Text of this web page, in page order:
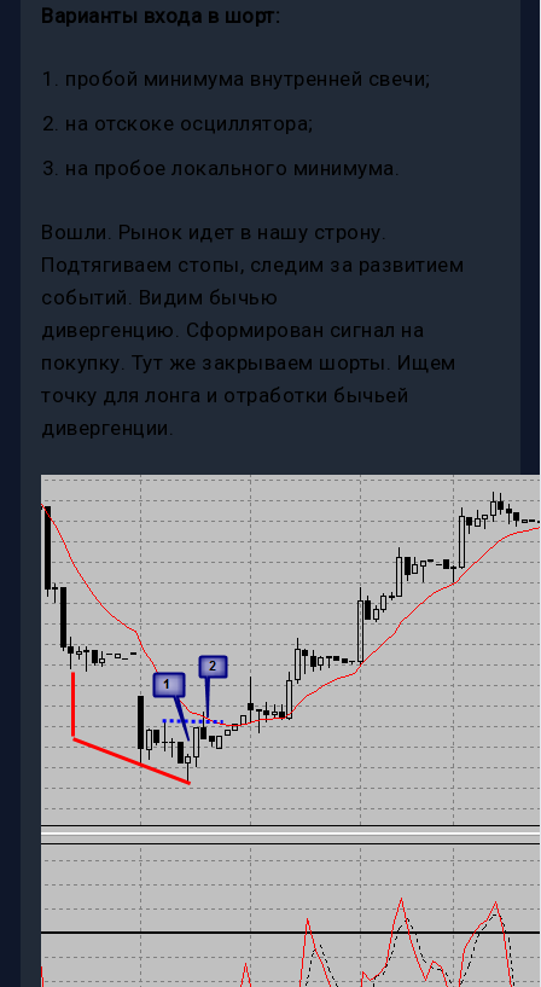
Варианты входа в шорт:
пробой минимума внутренней свечи;
на отскоке осциллятора;
на пробое локального минимума.
Вошли. Рынок идет в нашу строну.
Подтягиваем стопы, следим за развитием
событий. Видим бычью
дивергенцию. Сформирован сигнал на
покупку. Тут же закрываем шорты. Ищем
точку для лонга и отработки бычьей
дивергенции.